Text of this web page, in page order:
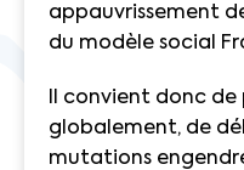
appauvrissement
du modèle social
Il convient donc
globalement, de
mutations